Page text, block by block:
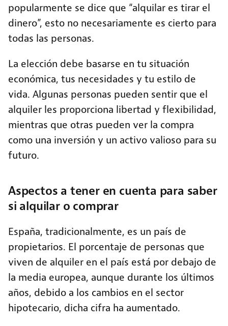
popularmente se dice que “alquilar es tirar el
dinero”, esto no necesariamente es cierto para
todas las personas.
La elección debe basarse en tu situación
económica, tus necesidades y tu estilo de
vida. Algunas personas pueden sentir que el
alquiler les proporciona libertad y flexibilidad,
mientras que otras pueden ver la compra
como una inversión y un activo valioso para su
futuro.
Aspectos a tener en cuenta para saber
si alquilar o comprar
España, tradicionalmente, es un país de
propietarios. El porcentaje de personas que
viven de alquiler en el país está por debajo de
la media europea, aunque durante los últimos
años, debido a los cambios en el sector
hipotecario, dicha cifra ha aumentado.